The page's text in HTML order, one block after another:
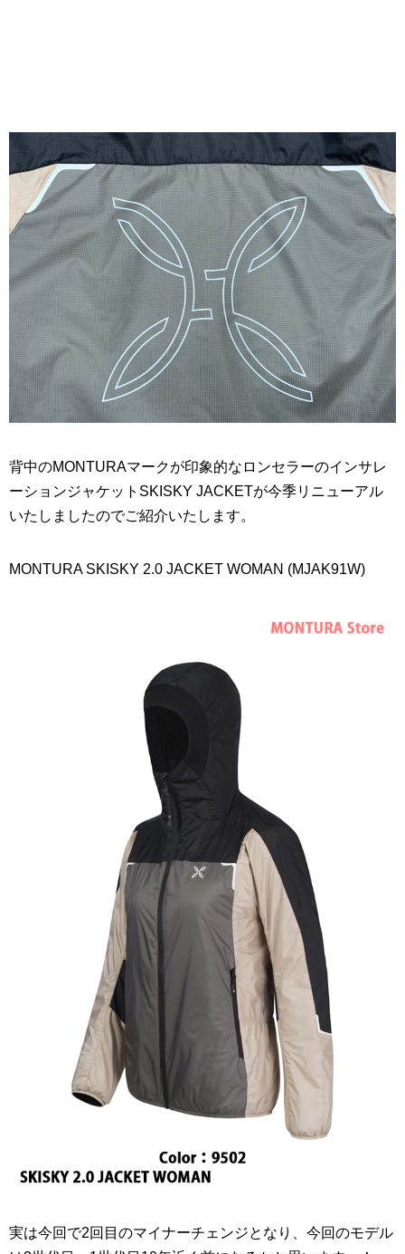
背中のMONTURAマークが印象的なロンセラーのインサレ
ーションジャケットSKISKY JACKETが今季リニューアル
いたしましたのでご紹介いたします。
MONTURA SKISKY 2.0 JACKET WOMAN (MJAK91W)
実は今回で2回目のマイナーチェンジとなり、今回のモデル